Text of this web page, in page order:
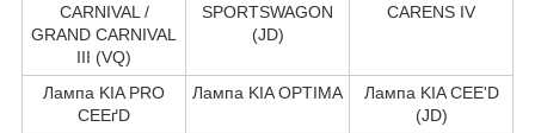
CARNIVAL /
GRAND CARNIVAL
III (VQ)
SPORTSWAGON
(JD)
CARENS IV
Лампа KIA PRO
CEEґD
Лампа KIA OPTIMA
Лампа KIA CEE'D
(JD)